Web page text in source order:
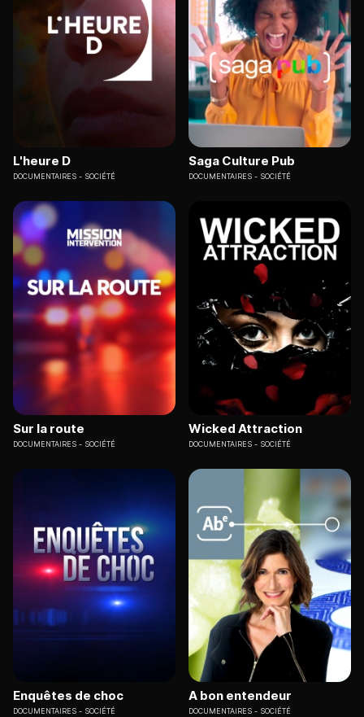
L'heure D
DOCUMENTAIRES SOCIÉTÉ
Saga Culture Pub
DOCUMENTAIRES SOCIÉTÉ
Sur la route
DOCUMENTAIRES SOCIÉTÉ
Wicked Attraction
DOCUMENTAIRES SOCIÉTÉ
Enquêtes de choc
DOCUMENTAIRES SOCIÉTÉ
A bon entendeur
DOCUMENTAIRES SOCIÉTÉ